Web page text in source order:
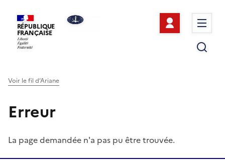
RÉPUBLIQUE
FRANÇAISE
Se
Voir le fil d’Ariane
Erreur
La page demandée n'a pas pu être trouvée.